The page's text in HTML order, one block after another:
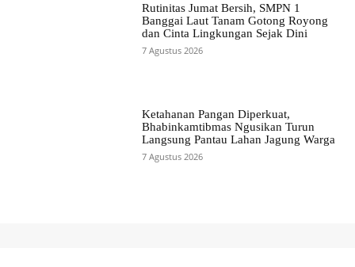
Rutinitas Jumat Bersih, SMPN 1
Banggai Laut Tanam Gotong Royong
dan Cinta Lingkungan Sejak Dini
7 Agustus 2026
Ketahanan Pangan Diperkuat,
Bhabinkamtibmas Ngusikan Turun
Langsung Pantau Lahan Jagung Warga
7 Agustus 2026